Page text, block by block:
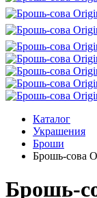
Каталог
Украшения
Броши
Брошь-сова
Брошь-